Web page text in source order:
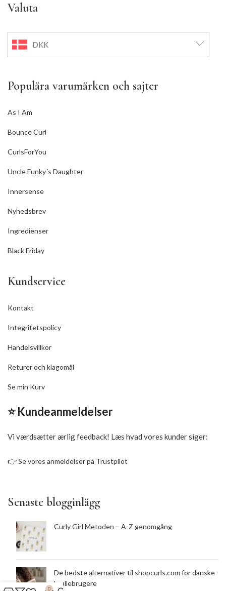
Valuta
DKK
Populära varumärken och sajter
As I Am
Bounce Curl
CurlsForYou
Uncle Funky´s Daughter
Innersense
Nyhedsbrev
Ingredienser
Black Friday
Kundservice
Kontakt
Integritetspolicy
Handelsvillkor
Returer och klagomål
Se min Kurv
⭐ Kundeanmeldelser
Vi værdsætter ærlig feedback! Læs hvad vores kunder siger:
👉Se vores anmeldelser på Trustpilot
Senaste blogginlägg
Curly Girl Metoden – A-Z genomgång
De bedste alternativer til shopcurls.com for danske
krøllebrugere
0